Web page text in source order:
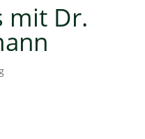
mit Dr.